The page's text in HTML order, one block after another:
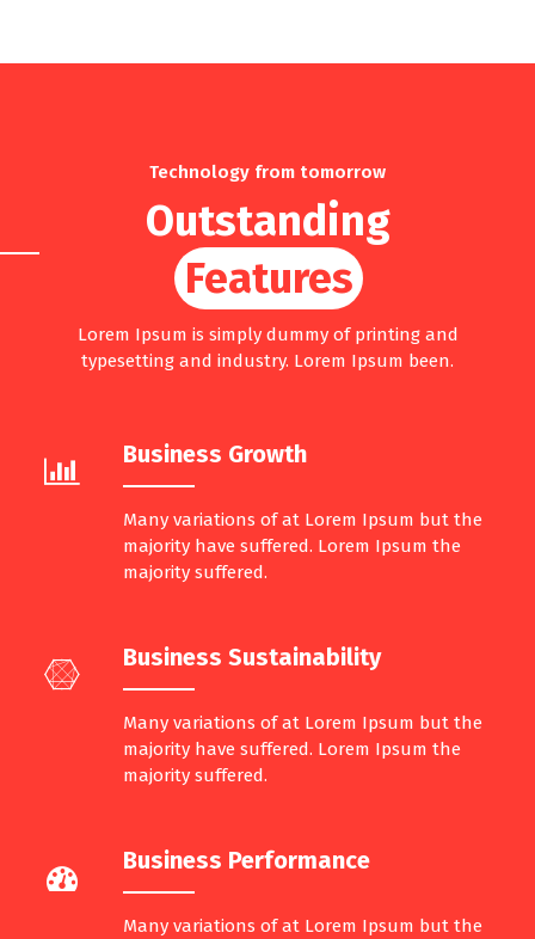
Technology from tomorrow
Outstanding
Features
Lorem Ipsum is simply dummy of printing and
typesetting and industry. Lorem Ipsum been.
Business Growth
Many variations of at Lorem Ipsum but the
majority have suffered. Lorem Ipsum the
majority suffered.
Business Sustainability
Many variations of at Lorem Ipsum but the
majority have suffered. Lorem Ipsum the
majority suffered.
Business Performance
Many variations of at Lorem Ipsum but the